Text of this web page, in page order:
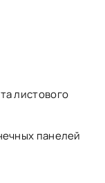
листового
панелей